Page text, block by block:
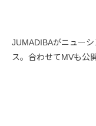
JUMADIBAがニュー
ス。合わせてMVも公